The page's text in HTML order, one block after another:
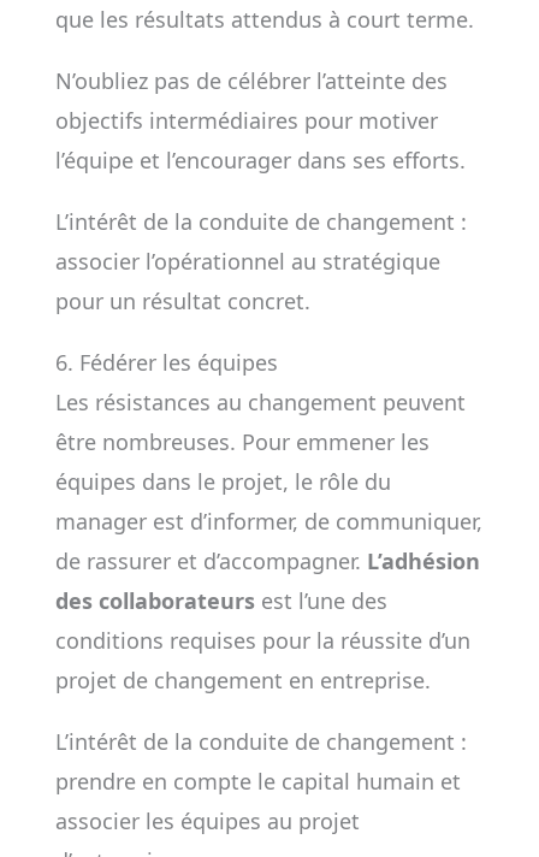
que les résultats attendus à court terme.
N’oubliez pas de célébrer l’atteinte des
objectifs intermédiaires pour motiver
l’équipe et l’encourager dans ses efforts.
L’intérêt de la conduite de changement :
associer l’opérationnel au stratégique
pour un résultat concret.
6. Fédérer les équipes
Les résistances au changement peuvent
être nombreuses. Pour emmener les
équipes dans le projet, le rôle du
manager est d’informer, de communiquer,
de rassurer et d’accompagner. L’adhésion
des collaborateursest l’une des
conditions requises pour la réussite d’un
projet de changement en entreprise.
L’intérêt de la conduite de changement :
prendre en compte le capital humain et
associer les équipes au projet